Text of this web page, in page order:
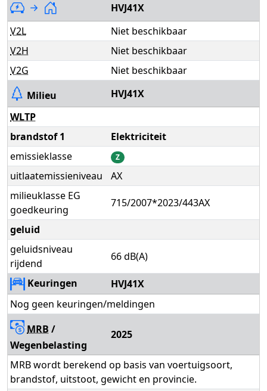
HVJ41X
V2L
Niet beschikbaar
V2H
Niet beschikbaar
V2G
Niet beschikbaar
Milieu
HVJ41X
WLTP
brandstof 1
Elektriciteit
emissieklasse
Z
uitlaatemissieniveau
AX
milieuklasse EG
goedkeuring
715/2007*2023/443AX
geluid
geluidsniveau
rijdend
66 dB(A)
Keuringen
HVJ41X
Nog geen keuringen/meldingen
MRB /
Wegenbelasting
2025
MRB wordt berekend op basis van voertuigsoort,
brandstof, uitstoot, gewicht en provincie.